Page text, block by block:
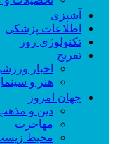
آشپزی
اطلاعات پزشکی
تکنولوژی روز
تفریح
اخبار
هنر و سینما
جهان امروز
دین و
مهاجرت
محیط